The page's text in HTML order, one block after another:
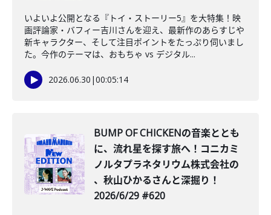
いよいよ公開となる『トイ・ストーリー5』を大特集！映
画評論家・バフィー吉川さんを迎え、最新作のあらすじや
新キャラクター、そして注目ポイントをたっぷり伺いまし
た。今作のテーマは、おもちゃ vs デジタル...
2026.06.30 |00:05:14
BUMP OF CHICKENの音楽ととも
に、流れ星を探す旅へ！コニカミ
ノルタプラネタリウム株式会社の
、秋山ひかるさんと深掘り！
2026/6/29 #620